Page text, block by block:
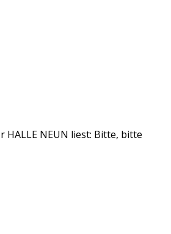
NEUN liest: Bitte, bitte